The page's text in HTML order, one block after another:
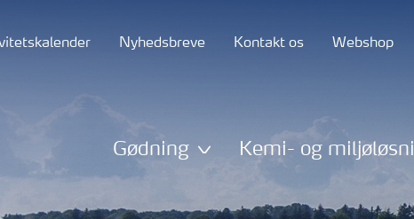
Nyhedsbreve Kontakt os Webshop
Gødning Kemi- og